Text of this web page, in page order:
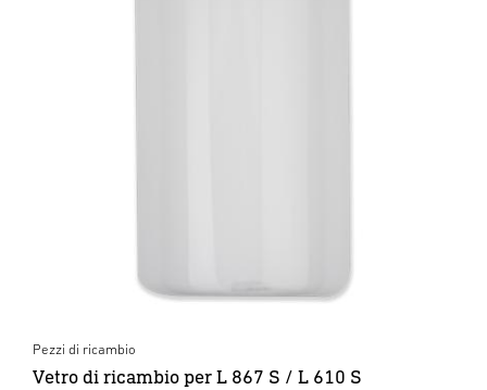
Pezzi di ricambio
Vetro di ricambio per L 867 S / L 610 S